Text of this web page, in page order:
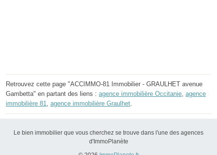
Retrouvez cette page "ACCIMMO-81 Immobilier - GRAULHET avenue
Gambetta" en partant des liens : agence immobilière Occitanie agence
immobilière 81
agence immobilière Graulhet
Le bien immobilier que vous cherchez se trouve dans l'une des agences
d'ImmoPlanète